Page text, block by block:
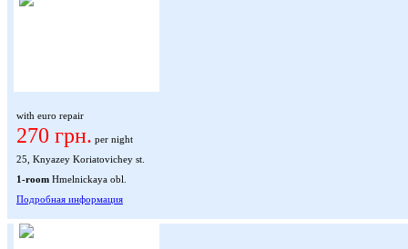
with euro repair
270 грн. per night
25, Knyazey Koriatovichey st.
1-room Hmelnickaya obl.
Подробная информация